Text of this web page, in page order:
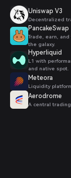
Uniswap V3
Decentralized
PancakeSwap
Trade, earn,
the galaxy.
Hyperliquid
L1 with
and native spot.
Meteora
Liquidity
Aerodrome
A central